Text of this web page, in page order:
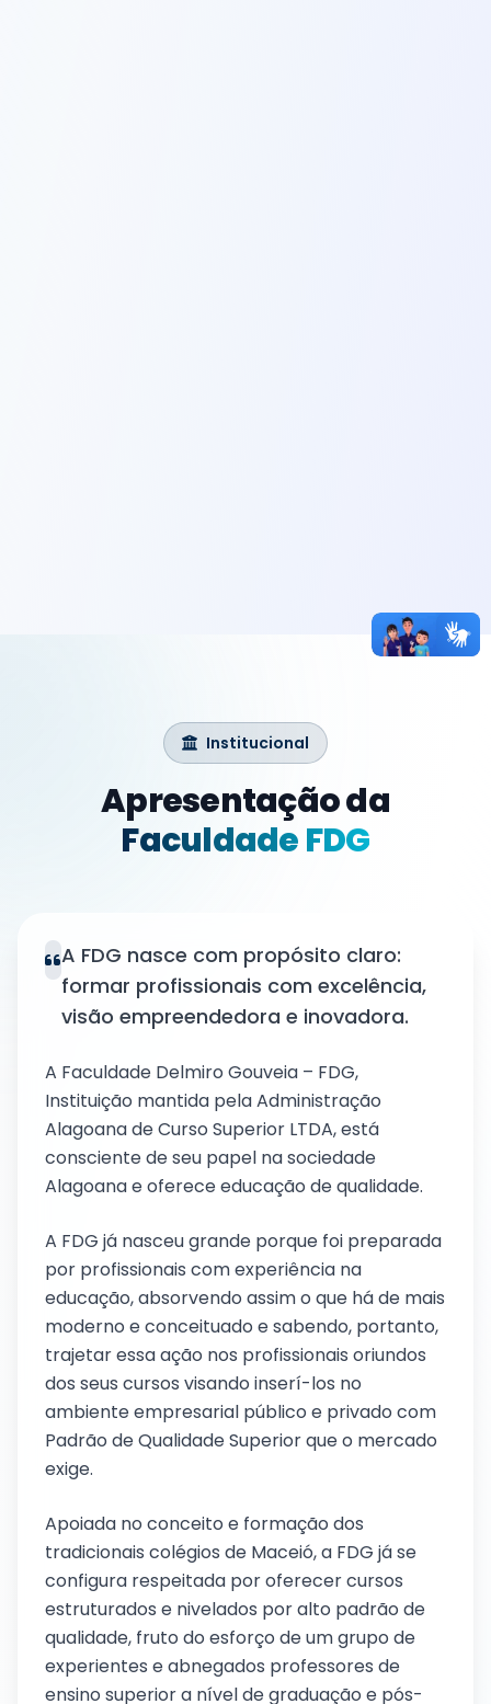
Institucional
Apresentação da
Faculdade FDG
A FDG nasce com propósito claro:
formar profissionais com excelência,
visão empreendedora e inovadora.
A Faculdade Delmiro Gouveia – FDG,
Instituição mantida pela Administração
Alagoana de Curso Superior LTDA, está
consciente de seu papel na sociedade
Alagoana e oferece educação de qualidade.
A FDG já nasceu grande porque foi preparada
por profissionais com experiência na
educação, absorvendo assim o que há de mais
moderno e conceituado e sabendo, portanto,
trajetar essa ação nos profissionais oriundos
dos seus cursos visando inserí-los no
ambiente empresarial público e privado com
Padrão de Qualidade Superior que o mercado
exige.
Apoiada no conceito e formação dos
tradicionais colégios de Maceió, a FDG já se
configura respeitada por oferecer cursos
estruturados e nivelados por alto padrão de
qualidade, fruto do esforço de um grupo de
experientes e abnegados professores de
ensino superior a nível de graduação e pós-